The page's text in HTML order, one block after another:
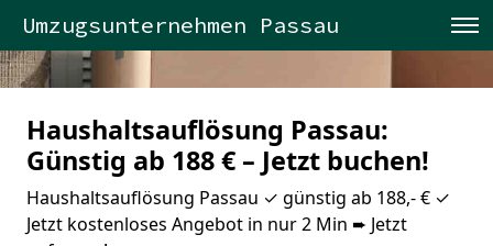
Umzugsunternehmen Passau
Haushaltsauflösung Passau:
Günstig ab 188 € – Jetzt buchen!
Haushaltsauflösung Passau ✓ günstig ab 188,- € ✓
Jetzt kostenloses Angebot in nur 2 Min ➨ Jetzt